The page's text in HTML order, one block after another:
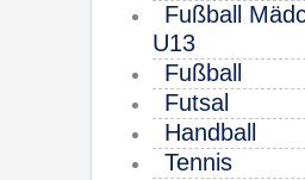
Fußball
U13
Fußball
Futsal
Handball
Tennis